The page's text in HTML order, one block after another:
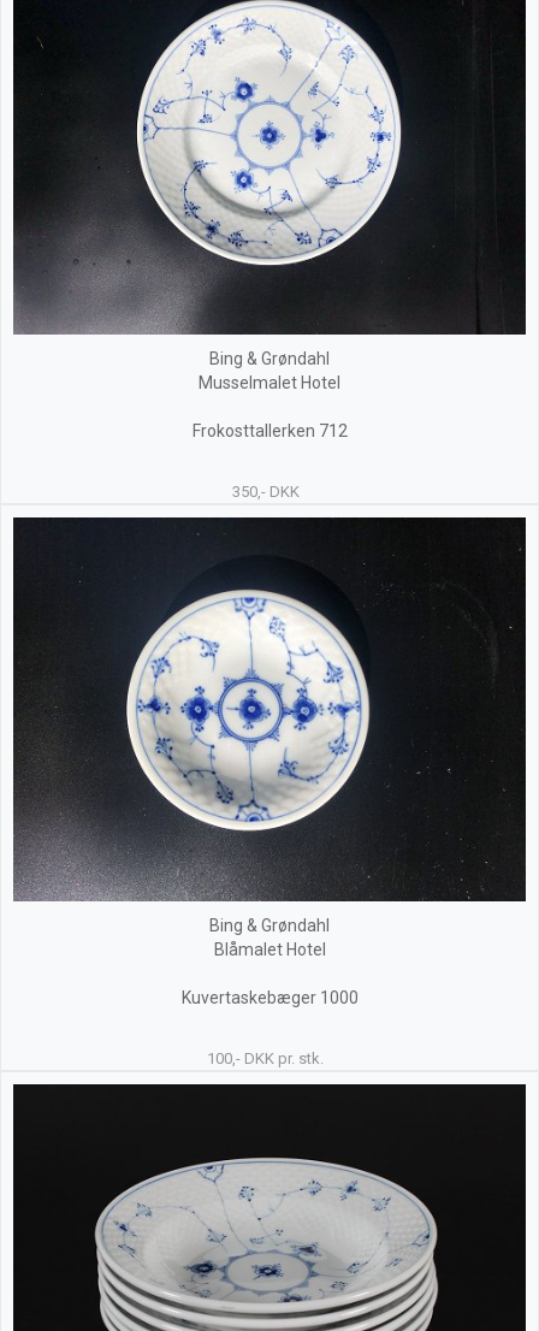
Bing & Grøndahl
Musselmalet Hotel
Frokosttallerken 712
350,- DKK
Bing & Grøndahl
Blåmalet Hotel
Kuvertaskebæger 1000
100,- DKK pr. stk.